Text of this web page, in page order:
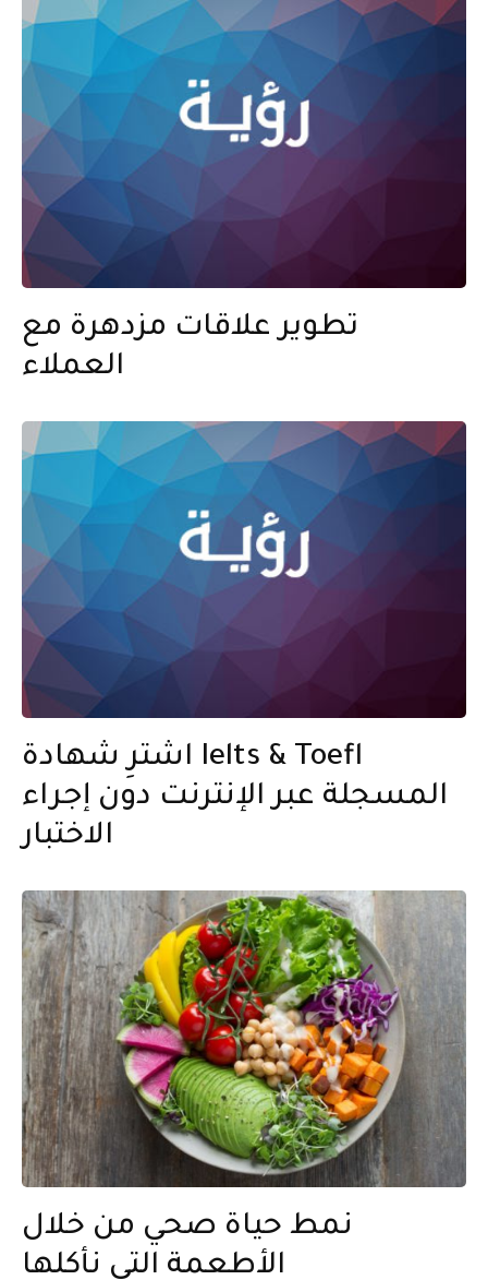
تطوير علاقات مزدهرة مع
العملاء
اشترِ شهادة Ielts & Toefl
المسجلة عبر الإنترنت دون إجراء
الاختبار
نمط حياة صحي من خلال
الأطعمة التي نأكلها